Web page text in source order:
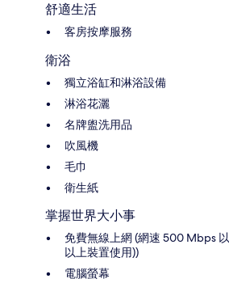
舒適生活
客房按摩服務
衛浴
獨立浴缸和淋浴設備
淋浴花灑
名牌盥洗用品
吹風機
毛巾
衛生紙
掌握世界大小事
免費無線上網 (網速 500 Mbps
以上裝置使用))
電腦螢幕